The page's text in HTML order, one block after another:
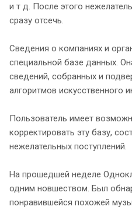
и т д. После этого
сразу отсечь.
Сведения о компаниях и
специальной базе данных.
сведений, собранных и
алгоритмов искусственного
Пользователь имеет
корректировать эту базу,
нежелательных поступлений.
На прошедшей неделе
одним новшеством. Был
понравившейся похожей